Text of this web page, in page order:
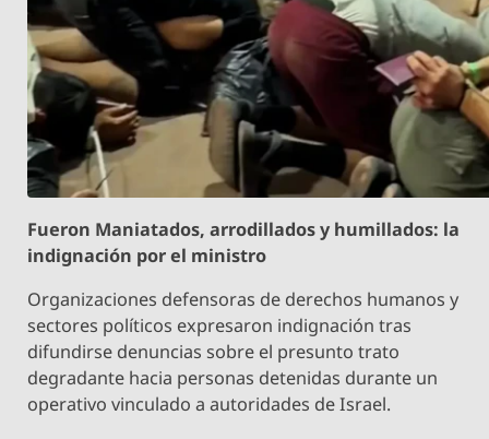
Fueron Maniatados, arrodillados y humillados: la
indignación por el ministro
Organizaciones defensoras de derechos humanos y
sectores políticos expresaron indignación tras
difundirse denuncias sobre el presunto trato
degradante hacia personas detenidas durante un
operativo vinculado a autoridades de Israel.